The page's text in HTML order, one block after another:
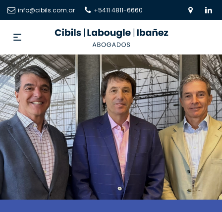
info@cibils.com.ar +5411 4811-6660